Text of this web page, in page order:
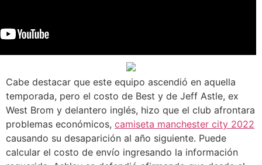
Cabe destacar que este equipo ascendió en aquella
temporada, pero el costo de Best y de Jeff Astle, ex
West Brom y delantero inglés, hizo que el club afrontara
problemas económicos, camiseta manchester city 2022
causando su desaparición al año siguiente. Puede
calcular el costo de envío ingresando la información